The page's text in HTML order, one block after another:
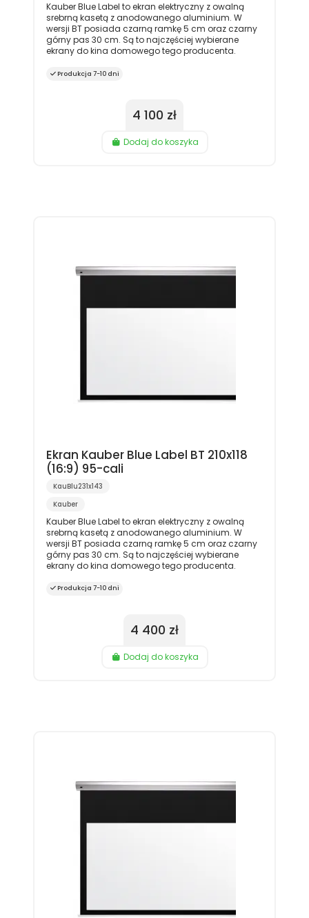
Kauber Blue Label to ekran elektryczny z owalną
srebrną kasetą z anodowanego aluminium. W
wersji BT posiada czarną ramkę 5 cm oraz czarny
górny pas 30 cm. Są to najczęściej wybierane
ekrany do kina domowego tego producenta.
Produkcja 7-10 dni
4 100 zł
Dodaj do koszyka
Ekran Kauber Blue Label BT 210x118
(16:9) 95-cali
KauBlu231x143
Kauber
Kauber Blue Label to ekran elektryczny z owalną
srebrną kasetą z anodowanego aluminium. W
wersji BT posiada czarną ramkę 5 cm oraz czarny
górny pas 30 cm. Są to najczęściej wybierane
ekrany do kina domowego tego producenta.
Produkcja 7-10 dni
4 400 zł
Dodaj do koszyka